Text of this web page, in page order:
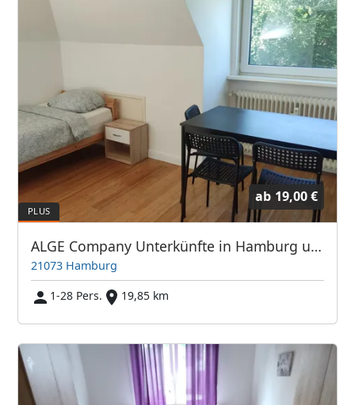
ab 19,00 €
ALGE Company Unterkünfte in Hamburg und Umgebung
21073 Hamburg
1-28 Pers.
19,85 km